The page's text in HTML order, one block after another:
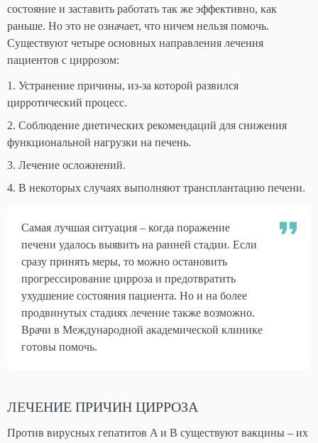
состояние и заставить работать так же эффективно, как
раньше. Но это не означает, что ничем нельзя помочь.
Существуют четыре основных направления лечения
пациентов с циррозом:
Устранение причины, из-за которой развился
цирротический процесс.
Соблюдение диетических рекомендаций для снижения
функциональной нагрузки на печень.
Лечение осложнений.
В некоторых случаях выполняют трансплантацию печени.
Самая лучшая ситуация – когда поражение
печени удалось выявить на ранней стадии. Если
сразу принять меры, то можно остановить
прогрессирование цирроза и предотвратить
ухудшение состояния пациента. Но и на более
продвинутых стадиях лечение также возможно.
Врачи в Международной академической клинике
готовы помочь.
ЛЕЧЕНИЕ ПРИЧИН ЦИРРОЗА
Против вирусных гепатитов A и B существуют вакцины – их